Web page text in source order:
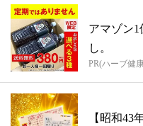
アマゾン1
し。
PR(ハーブ健
【昭和43